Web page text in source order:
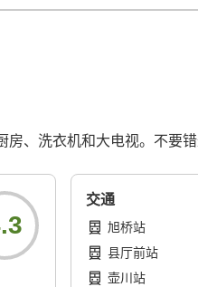
、洗衣机和大电视。不要错
交通
旭桥站
县厅前站
壶川站